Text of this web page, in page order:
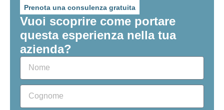
Prenota una consulenza gratuita
Vuoi scoprire come portare
questa esperienza nella tua
azienda?